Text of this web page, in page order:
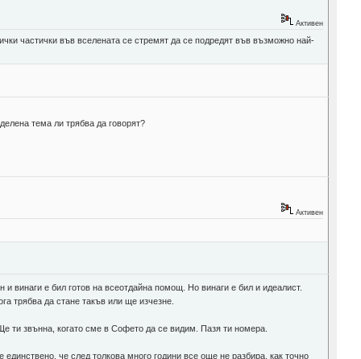
Активен
частички във вселената се стремят да се подредят във възможно най-
тема ли трябва да говорят?
Активен
винаги е бил готов на всеотдайна помощ. Но винаги е бил и идеалист.
трябва да стане такъв или ще изчезне.
ти звънна, когато сме в Софето да се видим. Пазя ти номера.
че след толкова много години все още не разбира, как точно